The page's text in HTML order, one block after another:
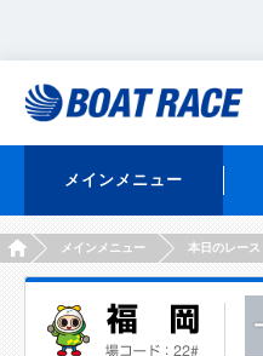
メインメニュー
HOMEメインメニュー 本日のレース